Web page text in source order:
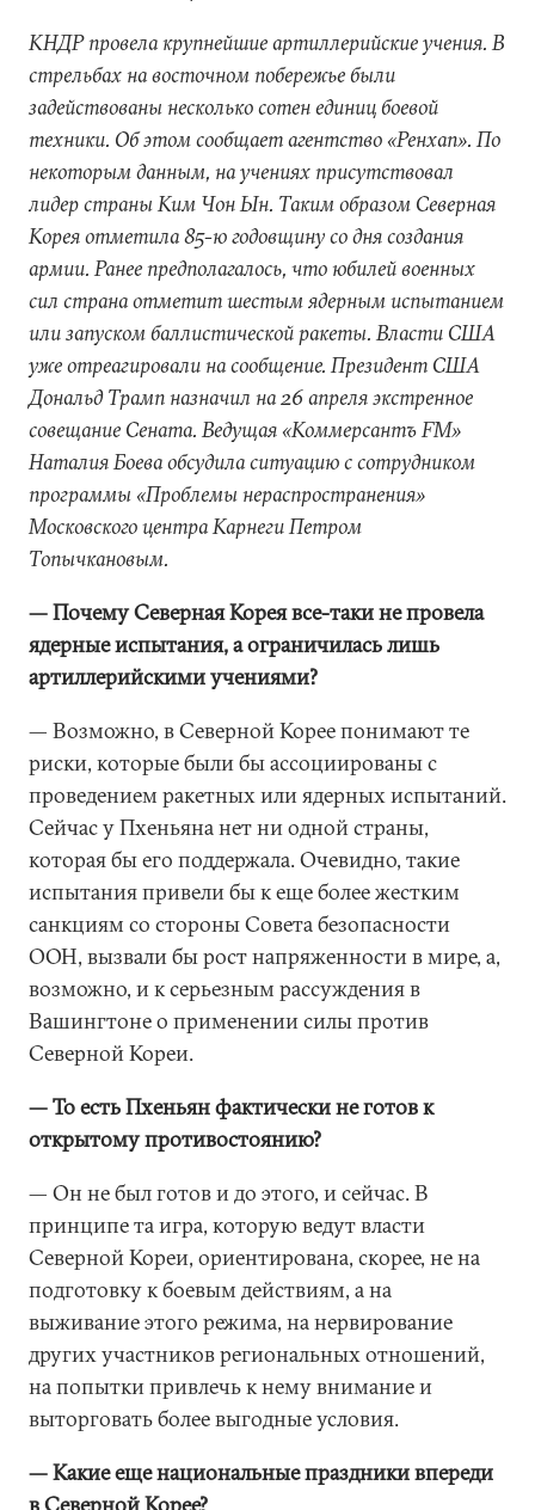
КНДР провела крупнейшие артиллерийские учения. В
стрельбах на восточном побережье были
задействованы несколько сотен единиц боевой
техники. Об этом сообщает агентство «Ренхап». По
некоторым данным, на учениях присутствовал
лидер страны Ким Чон Ын. Таким образом Северная
Корея отметила 85-ю годовщину со дня создания
армии. Ранее предполагалось, что юбилей военных
сил страна отметит шестым ядерным испытанием
или запуском баллистической ракеты. Власти США
уже отреагировали на сообщение. Президент США
Дональд Трамп назначил на 26 апреля экстренное
совещание Сената. Ведущая «Коммерсантъ FM»
Наталия Боева обсудила ситуацию с сотрудником
программы «Проблемы нераспространения»
Московского центра Карнеги Петром
Топычкановым.
— Почему Северная Корея все-таки не провела
ядерные испытания, а ограничилась лишь
артиллерийскими учениями?
— Возможно, в Северной Корее понимают те
риски, которые были бы ассоциированы с
проведением ракетных или ядерных испытаний.
Сейчас у Пхеньяна нет ни одной страны,
которая бы его поддержала. Очевидно, такие
испытания привели бы к еще более жестким
санкциям со стороны Совета безопасности
ООН, вызвали бы рост напряженности в мире, а,
возможно, и к серьезным рассуждения в
Вашингтоне о применении силы против
Северной Кореи.
— То есть Пхеньян фактически не готов к
открытому противостоянию?
— Он не был готов и до этого, и сейчас. В
принципе та игра, которую ведут власти
Северной Кореи, ориентирована, скорее, не на
подготовку к боевым действиям, а на
выживание этого режима, на нервирование
других участников региональных отношений,
на попытки привлечь к нему внимание и
выторговать более выгодные условия.
— Какие еще национальные праздники впереди